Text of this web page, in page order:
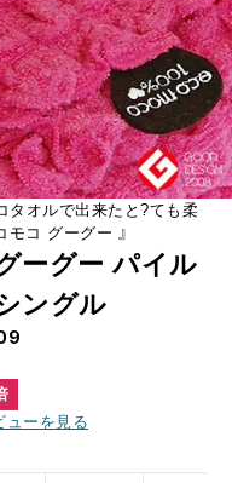
タオルで出来たと?ても柔
モコ グーグー 』
ーグー パイル
ングル
ューを見る